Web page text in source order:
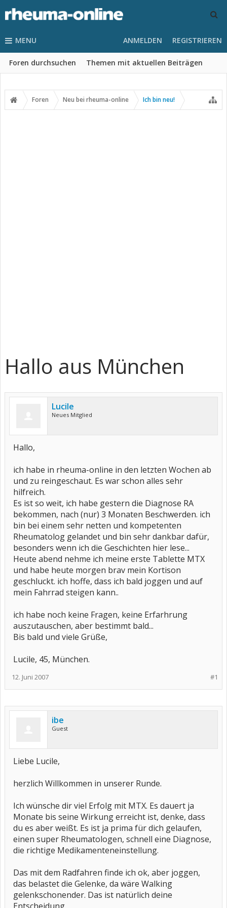
MENU
Foren durchsuchen Themen mit aktuellen Beiträgen
ANMELDEN REGISTRIEREN
Foren Neu bei rheuma-online Ich bin neu!
Hallo aus München
Lucile
Neues Mitglied
Hallo,
ich habe in rheuma-online in den letzten Wochen ab
und zu reingeschaut. Es war schon alles sehr
hilfreich.
Es ist so weit, ich habe gestern die Diagnose RA
bekommen, nach (nur) 3 Monaten Beschwerden. ich
bin bei einem sehr netten und kompetenten
Rheumatolog gelandet und bin sehr dankbar dafür,
besonders wenn ich die Geschichten hier lese...
Heute abend nehme ich meine erste Tablette MTX
und habe heute morgen brav mein Kortison
geschluckt. ich hoffe, dass ich bald joggen und auf
mein Fahrrad steigen kann..
ich habe noch keine Fragen, keine Erfarhrung
auszutauschen, aber bestimmt bald...
Bis bald und viele Grüße,
Lucile, 45, München.
#1
12. Juni 2007
ibe
Guest
Liebe Lucile,
herzlich Willkommen in unserer Runde.
Ich wünsche dir viel Erfolg mit MTX. Es dauert ja
Monate bis seine Wirkung erreicht ist, denke, dass
du es aber weißt. Es ist ja prima für dich gelaufen,
einen super Rheumatologen, schnell eine Diagnose,
die richtige Medikamenteneinstellung.
Das mit dem Radfahren finde ich ok, aber joggen,
das belastet die Gelenke, da wäre Walking
gelenkschonender. Das ist natürlich deine